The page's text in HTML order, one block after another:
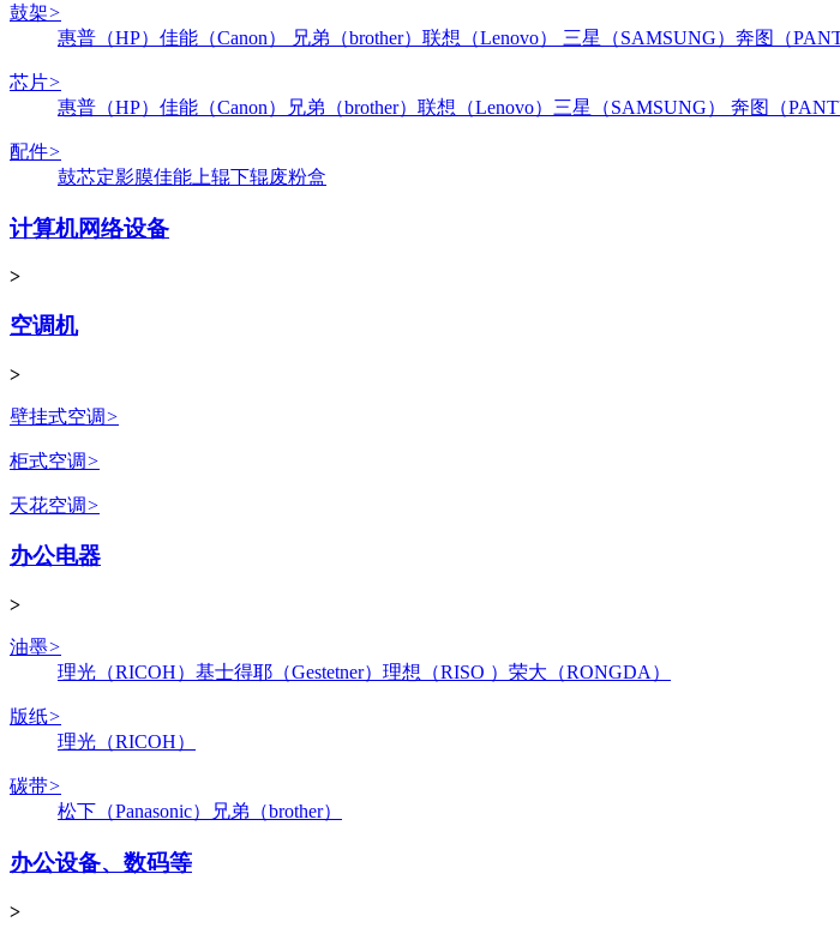
鼓架>
惠普（HP） 佳能（Canon） 兄弟（brother） 联想（Lenovo） 三星（SAMSUNG） 奔图（
芯片>
惠普（HP） 佳能（Canon） 兄弟（brother） 联想（Lenovo） 三星（SAMSUNG） 奔图（
配件>
鼓芯定影膜佳能 上辊下辊废粉盒
计算机网络设备
>
空调机
>
壁挂式空调>
柜式空调>
天花空调>
办公电器
>
油墨>
理光（RICOH） 基士得耶（Gestetner） 理想（RISO ） 荣大（RONGDA）
版纸>
理光（RICOH）
碳带>
松下（Panasonic）
兄弟（brother）
办公设备、数码等
>